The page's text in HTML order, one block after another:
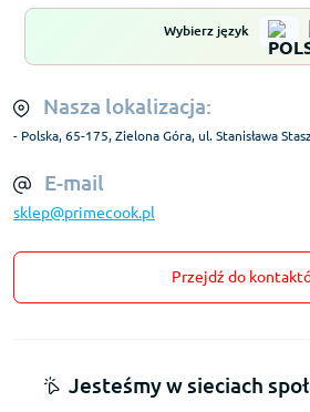
Wybierz język
Nasza lokalizacja:
- Polska, 65-175, Zielona Góra, ul. Stanisława
E-mail
sklep@primecook.pl
Przejdź do
Jesteśmy w sieciach